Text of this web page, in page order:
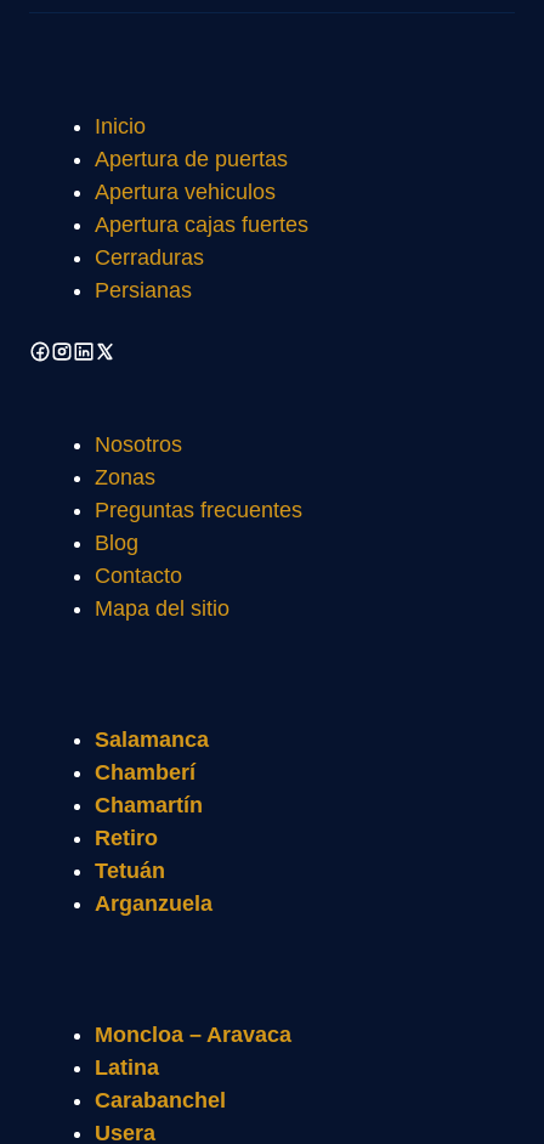
Inicio
Apertura de puertas
Apertura vehiculos
Apertura cajas fuertes
Cerraduras
Persianas
Nosotros
Zonas
Preguntas frecuentes
Blog
Contacto
Mapa del sitio
Salamanca
Chamberí
Chamartín
Retiro
Tetuán
Arganzuela
Moncloa – Aravaca
Latina
Carabanchel
Usera